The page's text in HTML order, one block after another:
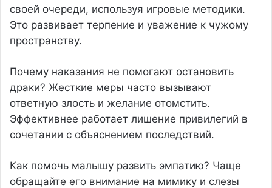
своей очереди, используя игровые методики.
Это развивает терпение и уважение к чужому
пространству.
Почему наказания не помогают остановить
драки? Жесткие меры часто вызывают
ответную злость и желание отомстить.
Эффективнее работает лишение привилегий в
сочетании с объяснением последствий.
Как помочь малышу развить эмпатию? Чаще
обращайте его внимание на мимику и слезы